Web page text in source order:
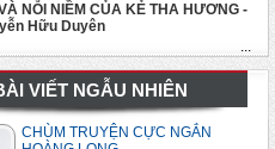
NỖI NIỀM CỦA KẺ THA HƯƠNG -
Hữu Duyên
VIẾT NGẪU NHIÊN
CHÙM TRUYỆN CỰC NGẮN